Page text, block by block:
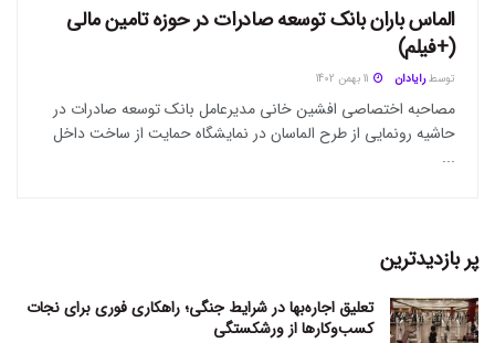
الماس باران بانک توسعه صادرات در حوزه تامین مالی
(+فیلم)
توسط رایادان
مصاحبه اختصاصی افشین خانی مدیرعامل بانک توسعه صادرات در
حاشیه رونمایی از طرح الماسان در نمایشگاه حمایت از ساخت داخل
...
پر بازدیدترین
تعلیق اجاره‌بها در شرایط جنگی؛ راهکاری فوری برای نجات
کسب‌وکارها از ورشکستگی